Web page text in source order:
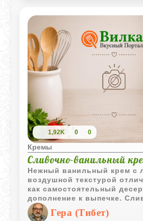
1,92K 0 0
Кремы
Сливочно-ванильный
Нежный ванильный крем с
воздушной текстурой
как самостоятельный
дополнение к выпечке.
вкус мягким и
придает приятный теплый
Гера (Тибет)